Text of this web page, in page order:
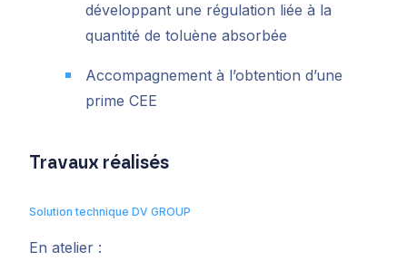
développant une régulation liée à la
quantité de toluène absorbée
Accompagnement à l’obtention d’une
prime CEE
Travaux réalisés
Solution technique DV GROUP
En atelier :